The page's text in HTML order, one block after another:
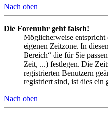
Nach oben
Die Forenuhr geht falsch!
Möglicherweise entspricht
eigenen Zeitzone. In
Bereich“ die für Sie
Zeit, ...) festlegen. Die
registrierten Benutzern
registriert sind, ist dies ein
Nach oben